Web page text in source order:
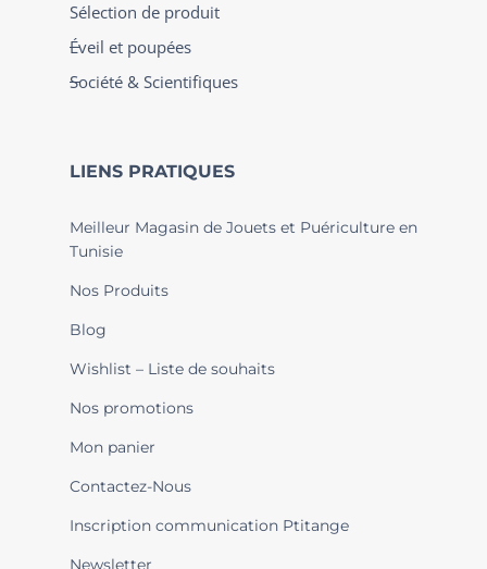
Sélection de produit
Éveil et poupées
Société & Scientifiques
LIENS PRATIQUES
Meilleur Magasin de Jouets et Puériculture en
Tunisie
Nos Produits
Blog
Wishlist – Liste de souhaits
Nos promotions
Mon panier
Contactez-Nous
Inscription communication Ptitange
Newsletter